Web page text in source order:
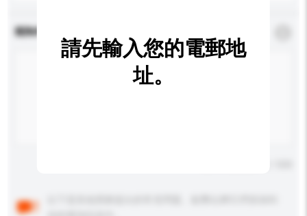
查詢內容
請先輸入您的電郵地
址。